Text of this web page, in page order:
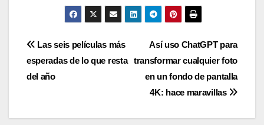
Navegación
de
Así uso ChatGPT para
transformar cualquier foto
en un fondo de pantalla
4K: hace maravillas
Las seis películas más
esperadas de lo que resta
del año